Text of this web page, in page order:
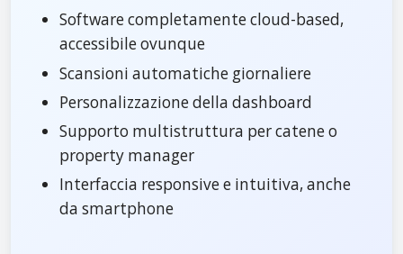
Software completamente cloud-based,
accessibile ovunque
Scansioni automatiche giornaliere
Personalizzazione della dashboard
Supporto multistruttura per catene o
property manager
Interfaccia responsive e intuitiva, anche
da smartphone